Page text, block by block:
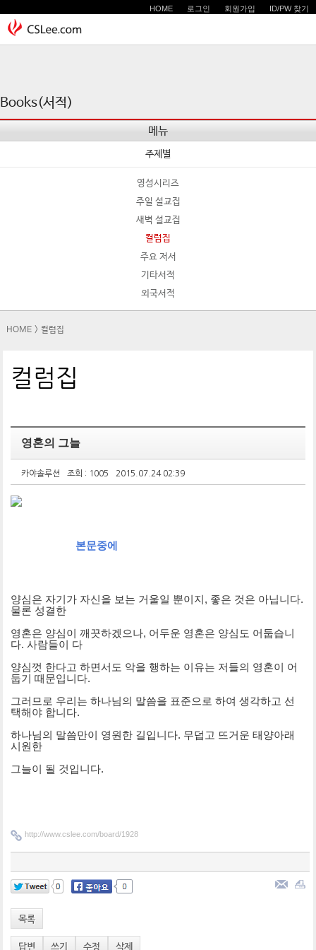
HOME 로그인 회원가입 ID/PW 찾기
Books(서적)
메뉴
주제별
영성시리즈
주일 설교집
새벽 설교집
컬럼집
주요 저서
기타서적
외국서적
HOME > 컬럼집
컬럼집
영혼의 그늘
카야솔루션 조회 : 1005 2015.07.24 02:39
본문중에
양심은 자기가 자신을 보는 거울일 뿐이지, 좋은 것은 아닙니다.
물론 성결한
영혼은 양심이 깨끗하겠으나, 어두운 영혼은 양심도 어둡습니
다. 사람들이 다
양심껏 한다고 하면서도 악을 행하는 이유는 저들의 영혼이 어
둡기 때문입니다.
그러므로 우리는 하나님의 말씀을 표준으로 하여 생각하고 선
택해야 합니다.
하나님의 말씀만이 영원한 길입니다. 무덥고 뜨거운 태양아래
시원한
그늘이 될 것입니다.
http://www.cslee.com/board/1928
목록
답변 쓰기 수정 삭제